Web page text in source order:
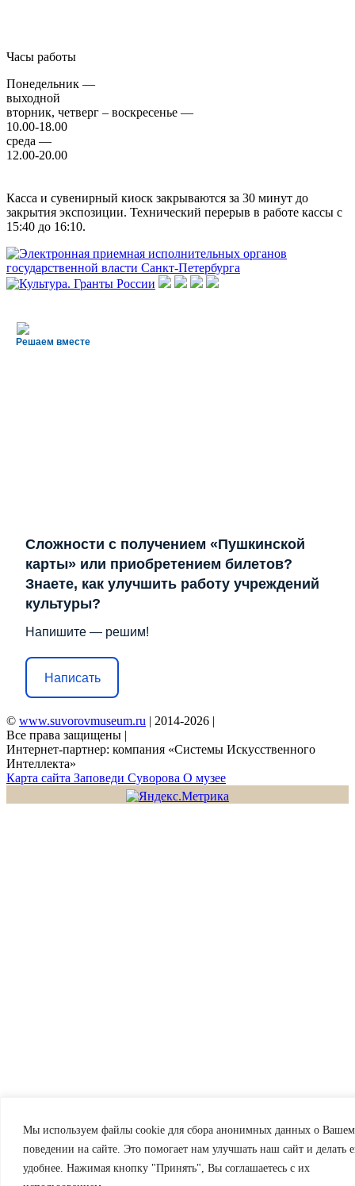
Мы используем файлы cookie для сбора анонимных данных о Вашем
поведении на сайте. Это помогает нам улучшать наш сайт и делать
удобнее. Нажимая кнопку "Принять", Вы соглашаетесь с их
Часы работы
Понедельник —
выходной
вторник, четверг – воскресенье —
10.00-18.00
среда —
12.00-20.00
Касса и сувенирный киоск закрываются за 30 минут до
закрытия экспозиции. Технический перерыв в работе кассы с
15:40 до 16:10.
Решаем вместе
Сложности с получением «Пушкинской
карты» или приобретением билетов?
Знаете, как улучшить работу учреждений
культуры?
Напишите — решим!
Написать
© www.suvorovmuseum.ru | 2014-2026 |
Все права защищены |
Интернет-партнер: компания «Системы Искусственного
Интеллекта»
Карта сайта Заповеди Cуворова О музее